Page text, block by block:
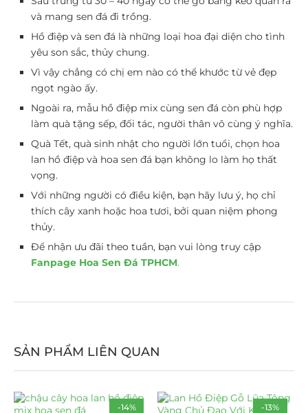
và mang sen đá đi trồng.
Hồ điệp và sen đá là những loại hoa đại diện cho tình
yêu son sắc, thủy chung.
Vì vậy chẳng có chị em nào có thể khước từ vẻ đẹp
ngọt ngào ấy.
Ngoài ra, mẫu hồ điệp mix cùng sen đá còn phù hợp
làm quà tặng sếp, đối tác, người thân vô cùng ý nghĩa.
Quà Tết, quà sinh nhật cho người lớn tuổi, chọn hoa
lan hồ điệp và hoa sen đá bạn không lo làm họ thất
vọng.
Với những người có điều kiện, bạn hãy lưu ý, họ chỉ
thích cây xanh hoặc hoa tươi, bởi quan niệm phong
thủy.
Để nhận ưu đãi theo tuần, bạn vui lòng truy cập
Fanpage Hoa Sen Đá TPHCM.
SẢN PHẨM LIÊN QUAN
-14% -13%